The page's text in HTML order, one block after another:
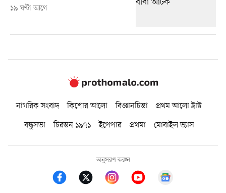
১৯ ঘণ্টা আগে
নাগরিক সংবাদ কিশোর আলো বিজ্ঞানচিন্তা
প্রথম আলো ট্রাস্ট
বন্ধুসভা
চিরন্তন ১৯৭১ ইপেপার প্রথমা মোবাইল ভ্যাস
অনুসরণ করুন